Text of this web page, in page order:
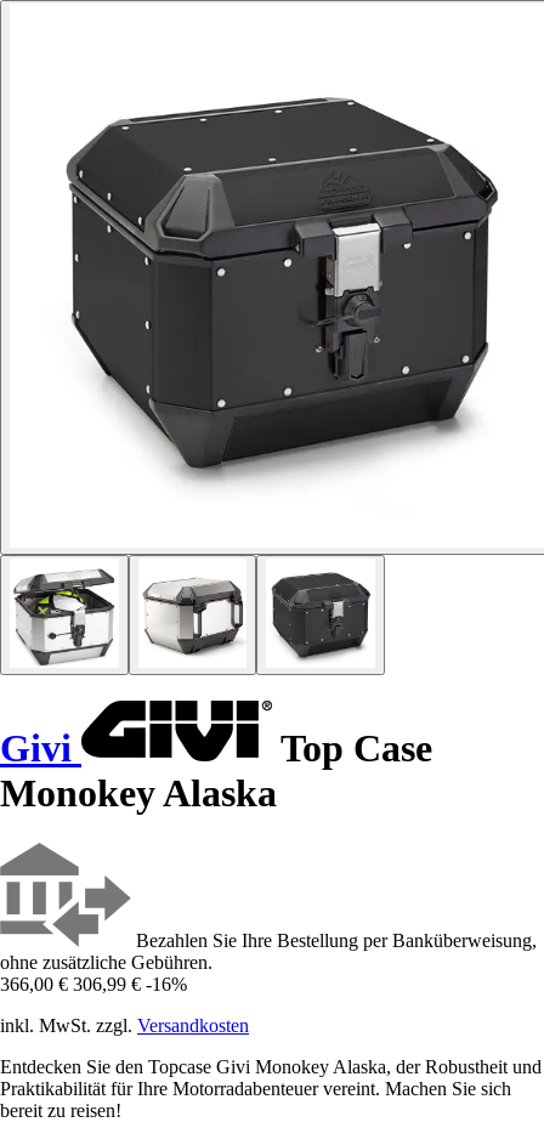
Givi
Top Case
Monokey Alaska
Bezahlen Sie Ihre Bestellung per Banküberweisung,
ohne zusätzliche Gebühren.
366,00 € 306,99 € -16%
inkl. MwSt. zzgl. Versandkosten
Entdecken Sie den Topcase Givi Monokey Alaska, der Robustheit und
Praktikabilität für Ihre Motorradabenteuer vereint. Machen Sie sich
bereit zu reisen!